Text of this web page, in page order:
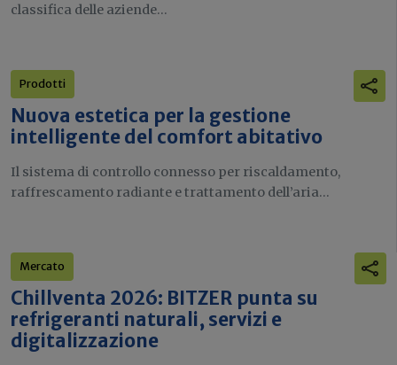
classifica delle aziende...
Prodotti
Nuova estetica per la gestione
intelligente del comfort abitativo
Il sistema di controllo connesso per riscaldamento,
raffrescamento radiante e trattamento dell’aria...
Mercato
Chillventa 2026: BITZER punta su
refrigeranti naturali, servizi e
digitalizzazione